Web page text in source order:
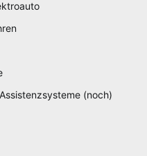
(noch)